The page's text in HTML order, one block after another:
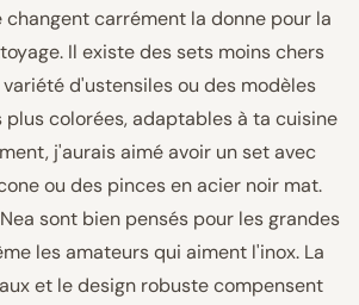
carrément la donne pour la
Il existe des sets moins chers
d'ustensiles ou des modèles
plus colorées, adaptables à ta cuisine
j'aurais aimé avoir un set avec
ou des pinces en acier noir mat.
sont bien pensés pour les grandes
les amateurs qui aiment l'inox. La
et le design robuste compensent